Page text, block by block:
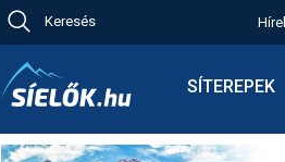
Keresés
SÍTEREPEK